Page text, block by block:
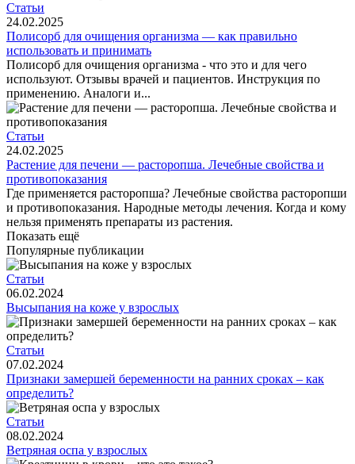
Статьи
24.02.2025
Полисорб для очищения организма — как правильно
использовать и принимать
Полисорб для очищения организма - что это и для чего
используют. Отзывы врачей и пациентов. Инструкция по
применению. Аналоги и...
Статьи
24.02.2025
Растение для печени — расторопша. Лечебные свойства и
противопоказания
Где применяется расторопша? Лечебные свойства расторопши
и противопоказания. Народные методы лечения. Когда и кому
нельзя применять препараты из растения.
Показать ещё
Популярные публикации
Статьи
06.02.2024
Высыпания на коже у взрослых
Статьи
07.02.2024
Признаки замершей беременности на ранних сроках – как
определить?
Статьи
08.02.2024
Ветряная оспа у взрослых